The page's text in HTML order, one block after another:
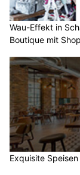
Wau-Effekt in
Boutique mit
Exquisite